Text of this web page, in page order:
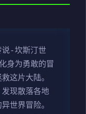
说-坎斯汀世
身为勇敢的冒
这片大陆。
现散落各地
世界冒险。